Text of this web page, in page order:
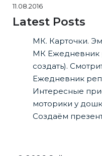
11.08.2016
Latest Posts
МК. Карточки.
МК Ежедневник
создать).
Ежедневник
Интересные
моторики у
Создаём